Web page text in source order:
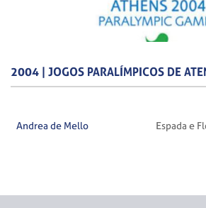
2004 | JOGOS PARALÍMPICOS DE
Andrea de Mello Espada e